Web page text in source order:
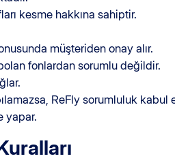
kesme hakkına sahiptir.
müşteriden onay alır.
fonlardan sorumlu değildir.
ReFly sorumluluk kabul
yapar.